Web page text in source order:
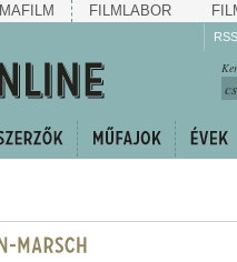
MAFILM FILMLABOR
RSS